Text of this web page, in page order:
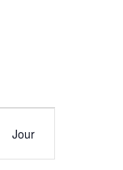
Jour